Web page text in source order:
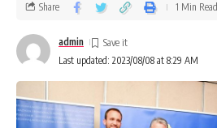
Last updated: 2023/08/08 at 8:29 AM
admin
Share 1 Min Read